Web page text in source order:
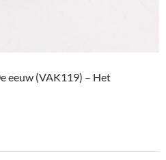
eeuw (VAK119) – Het